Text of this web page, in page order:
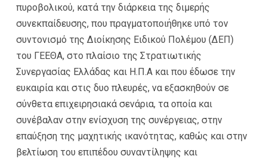
πυροβολικού, κατά την διάρκεια της διμερής
συνεκπαίδευσης, που πραγματοποιήθηκε υπό τον
συντονισμό της Διοίκησης Ειδικού Πολέμου (ΔΕΠ)
του ΓΕΕΘΑ, στο πλαίσιο της Στρατιωτικής
Συνεργασίας Ελλάδας και Η.Π.Α και που έδωσε την
ευκαιρία και στις δυο πλευρές, να εξασκηθούν σε
σύνθετα επιχειρησιακά σενάρια, τα οποία και
συνέβαλαν στην ενίσχυση της συνέργειας, στην
επαύξηση της μαχητικής ικανότητας, καθώς και στην
βελτίωση του επιπέδου συναντίληψης και